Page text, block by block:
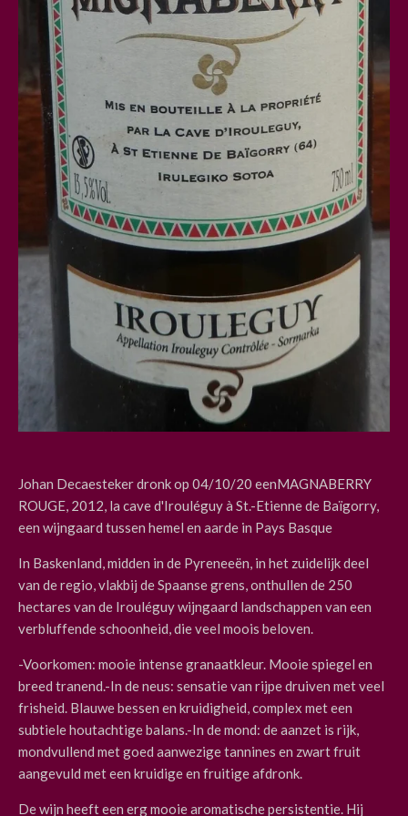
Johan Decaesteker dronk op 04/10/20 eenMAGNABERRY
ROUGE, 2012, la cave d'Irouléguy à St.-Etienne de Baïgorry,
een wijngaard tussen hemel en aarde in Pays Basque
In Baskenland, midden in de Pyreneeën, in het zuidelijk deel
van de regio, vlakbij de Spaanse grens, onthullen de 250
hectares van de Irouléguy wijngaard landschappen van een
verbluffende schoonheid, die veel moois beloven.
-Voorkomen: mooie intense granaatkleur. Mooie spiegel en
breed tranend.-In de neus: sensatie van rijpe druiven met veel
frisheid. Blauwe bessen en kruidigheid, complex met een
subtiele houtachtige balans.-In de mond: de aanzet is rijk,
mondvullend met goed aanwezige tannines en zwart fruit
aangevuld met een kruidige en fruitige afdronk.
De wijn heeft een erg mooie aromatische persistentie. Hij